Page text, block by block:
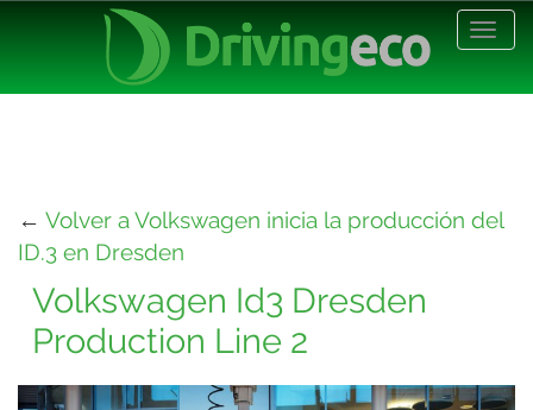
← Volver a Volkswagen inicia la producción del
ID.3 en Dresden
Volkswagen Id3 Dresden
Production Line 2